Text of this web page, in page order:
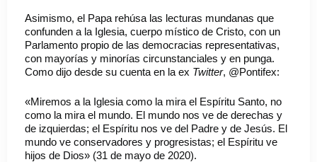
Asimismo, el Papa rehúsa las lecturas mundanas que
confunden a la Iglesia, cuerpo místico de Cristo, con un
Parlamento propio de las democracias representativas,
con mayorías y minorías circunstanciales y en punga.
Como dijo desde su cuenta en la ex Twitter, @Pontifex:
«Miremos a la Iglesia como la mira el Espíritu Santo, no
como la mira el mundo. El mundo nos ve de derechas y
de izquierdas; el Espíritu nos ve del Padre y de Jesús. El
mundo ve conservadores y progresistas; el Espíritu ve
hijos de Dios» (31 de mayo de 2020).